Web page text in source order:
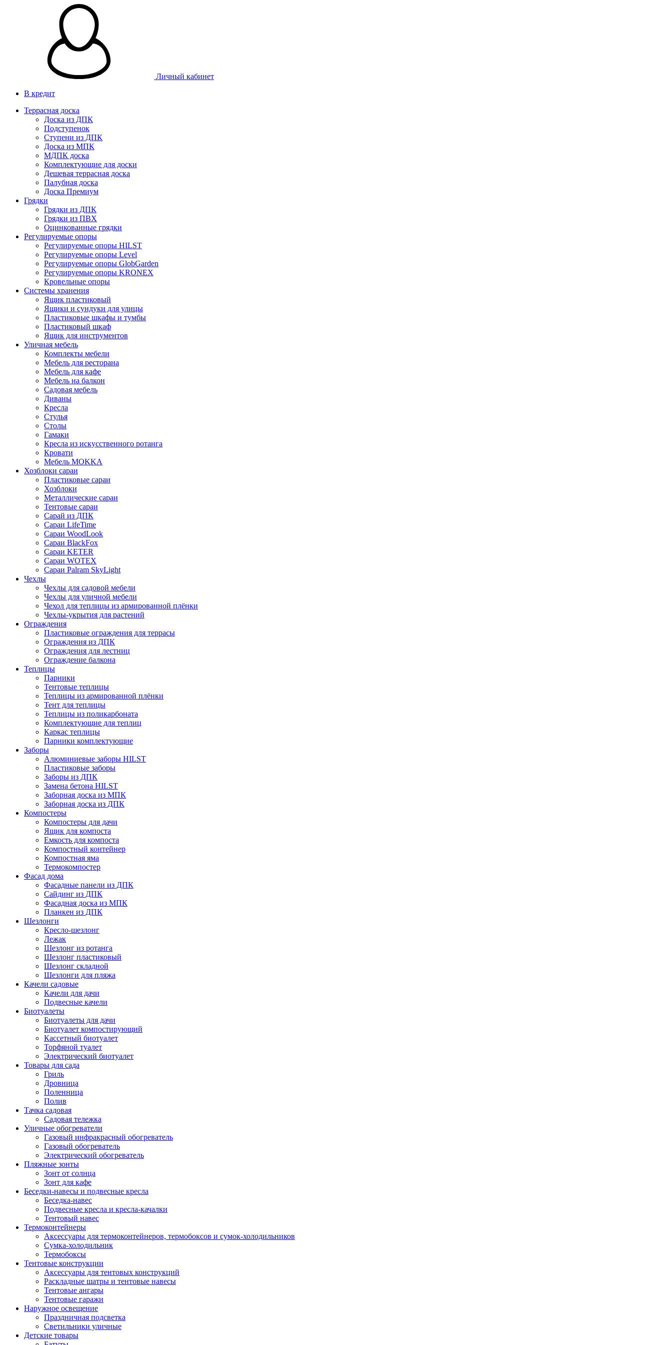
Личный кабинет
В кредит
Террасная доска
Доска из ДПК
Подступенок
Ступени из ДПК
Доска из МПК
МДПК доска
Комплектующие для доски
Дешевая террасная доска
Палубная доска
Доска Премиум
Грядки
Грядки из ДПК
Грядки из ПВХ
Оцинкованные грядки
Регулируемые опоры
Регулируемые опоры HILST
Регулируемые опоры Level
Регулируемые опоры GlobGarden
Регулируемые опоры KRONEX
Кровельные опоры
Системы хранения
Ящик пластиковый
Ящики и сундуки для улицы
Пластиковые шкафы и тумбы
Пластиковый шкаф
Ящик для инструментов
Уличная мебель
Комплекты мебели
Мебель для ресторана
Мебель для кафе
Мебель на балкон
Садовая мебель
Диваны
Кресла
Стулья
Столы
Гамаки
Кресла из искусственного ротанга
Кровати
Мебель MOKKA
Хозблоки сараи
Пластиковые сараи
Хозблоки
Металлические сараи
Тентовые сараи
Сарай из ДПК
Cараи LifeTime
Cараи WoodLook
Сараи BlackFox
Сараи KETER
Сараи WOTEX
Сараи Palram SkyLight
Чехлы
Чехлы для садовой мебели
Чехлы для уличной мебели
Чехол для теплицы из армированной плёнки
Чехлы-укрытия для растений
Ограждения
Пластиковые ограждения для террасы
Ограждения из ДПК
Ограждения для лестниц
Ограждение балкона
Теплицы
Парники
Тентовые теплицы
Теплицы из армированной плёнки
Тент для теплицы
Теплицы из поликарбоната
Комплектующие для теплиц
Каркас теплицы
Парники комплектующие
Заборы
Алюминиевые заборы HILST
Пластиковые заборы
Заборы из ДПК
Замена бетона HILST
Заборная доска из МПК
Заборная доска из ДПК
Компостеры
Компостеры для дачи
Ящик для компоста
Емкость для компоста
Компостный контейнер
Компостная яма
Термокомпостер
Фасад дома
Фасадные панели из ДПК
Сайдинг из ДПК
Фасадная доска из МПК
Планкен из ДПК
Шезлонги
Кресло-шезлонг
Лежак
Шезлонг из ротанга
Шезлонг пластиковый
Шезлонг складной
Шезлонги для пляжа
Качели садовые
Качели для дачи
Подвесные качели
Биотуалеты
Биотуалеты для дачи
Биотуалет компостирующий
Кассетный биотуалет
Торфяной туалет
Электрический биотуалет
Товары для сада
Гриль
Дровница
Поленница
Полив
Тачка садовая
Садовая тележка
Уличные обогреватели
Газовый инфракрасный обогреватель
Газовый обогреватель
Электрический обогреватель
Пляжные зонты
Зонт от солнца
Зонт для кафе
Беседки-навесы и подвесные кресла
Беседка-навес
Подвесные кресла и кресла-качалки
Тентовый навес
Термоконтейнеры
Аксессуары для термоконтейнеров, термобоксов и сумок-холодильников
Сумка-холодильник
Термобоксы
Тентовые конструкции
Аксессуары для тентовых конструкций
Раскладные шатры и тентовые навесы
Тентовые ангары
Тентовые гаражи
Наружное освещение
Праздничная подсветка
Светильники уличные
Детские товары